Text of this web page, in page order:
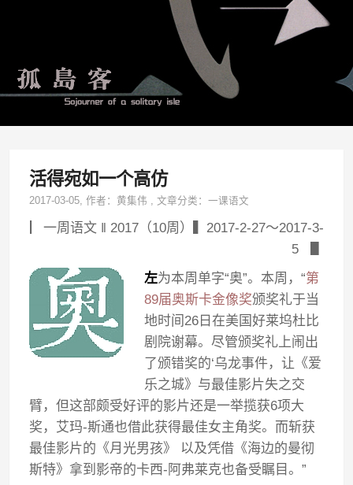
活得宛如一个高仿
2017-03-05, 作者：黄集伟 ,文章分类：一课语文
▏一周语文 ‖ 2017（10周）▍2017-2-27～2017-3-
5 ▋
左为本周单字“奥”。本周，“第
89届奥斯卡金像奖颁奖礼于当
地时间26日在美国好莱坞杜比
剧院谢幕。尽管颁奖礼上闹出
了颁错奖的‘乌龙事件，让《爱
乐之城》与最佳影片失之交
臂，但这部颇受好评的影片还是一举揽获6项大
奖，艾玛-斯通也借此获得最佳女主角奖。而斩获
最佳影片的《月光男孩》 以及凭借《海边的曼彻
斯特》拿到影帝的卡西-阿弗莱克也备受瞩目。”